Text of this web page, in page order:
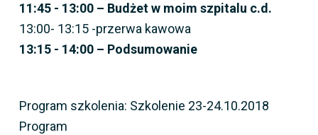
11:45 - 13:00 – Budżet w moim szpitalu c.d.
13:00- 13:15 -przerwa kawowa
13:15 - 14:00 – Podsumowanie
Program szkolenia: Szkolenie 23-24.10.2018
Program